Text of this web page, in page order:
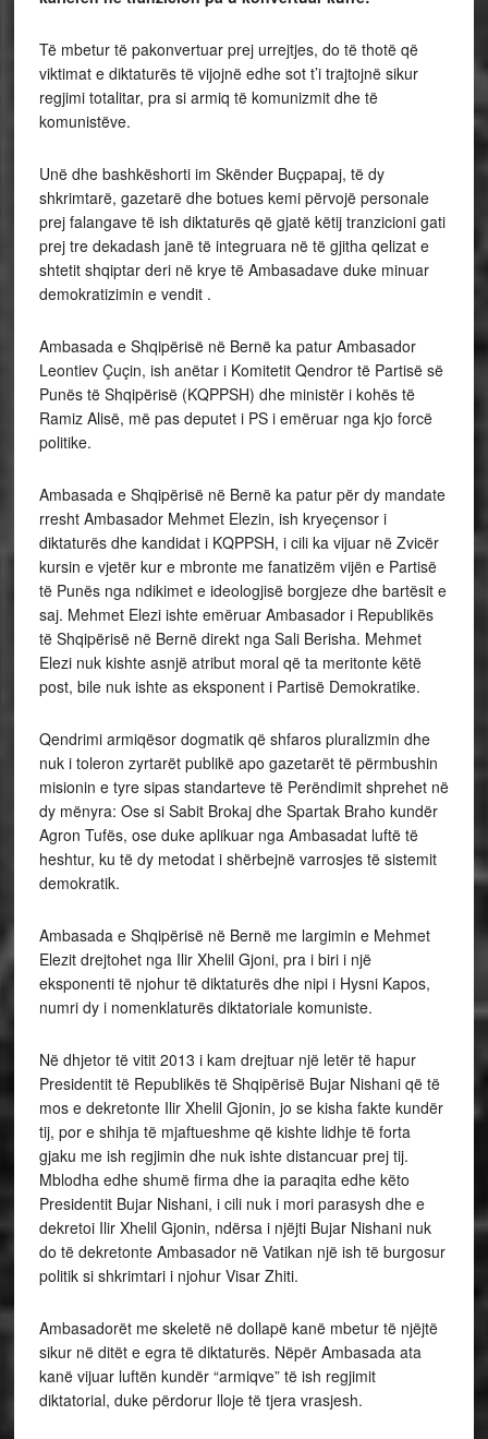
Të mbetur të pakonvertuar prej urrejtjes, do të thotë që
viktimat e diktaturës të vijojnë edhe sot t’i trajtojnë sikur
regjimi totalitar, pra si armiq të komunizmit dhe të
komunistëve.
Unë dhe bashkëshorti im Skënder Buçpapaj, të dy
shkrimtarë, gazetarë dhe botues kemi përvojë personale
prej falangave të ish diktaturës që gjatë këtij tranzicioni gati
prej tre dekadash janë të integruara në të gjitha qelizat e
shtetit shqiptar deri në krye të Ambasadave duke minuar
demokratizimin e vendit .
Ambasada e Shqipërisë në Bernë ka patur Ambasador
Leontiev Çuçin, ish anëtar i Komitetit Qendror të Partisë së
Punës të Shqipërisë (KQPPSH) dhe ministër i kohës të
Ramiz Alisë, më pas deputet i PS i emëruar nga kjo forcë
politike.
Ambasada e Shqipërisë në Bernë ka patur për dy mandate
rresht Ambasador Mehmet Elezin, ish kryeçensor i
diktaturës dhe kandidat i KQPPSH, i cili ka vijuar në Zvicër
kursin e vjetër kur e mbronte me fanatizëm vijën e Partisë
të Punës nga ndikimet e ideologjisë borgjeze dhe bartësit e
saj. Mehmet Elezi ishte emëruar Ambasador i Republikës
të Shqipërisë në Bernë direkt nga Sali Berisha. Mehmet
Elezi nuk kishte asnjë atribut moral që ta meritonte këtë
post, bile nuk ishte as eksponent i Partisë Demokratike.
Qendrimi armiqësor dogmatik që shfaros pluralizmin dhe
nuk i toleron zyrtarët publikë apo gazetarët të përmbushin
misionin e tyre sipas standarteve të Perëndimit shprehet në
dy mënyra: Ose si Sabit Brokaj dhe Spartak Braho kundër
Agron Tufës, ose duke aplikuar nga Ambasadat luftë të
heshtur, ku të dy metodat i shërbejnë varrosjes të sistemit
demokratik.
Ambasada e Shqipërisë në Bernë me largimin e Mehmet
Elezit drejtohet nga Ilir Xhelil Gjoni, pra i biri i një
eksponenti të njohur të diktaturës dhe nipi i Hysni Kapos,
numri dy i nomenklaturës diktatoriale komuniste.
Në dhjetor të vitit 2013 i kam drejtuar një letër të hapur
Presidentit të Republikës të Shqipërisë Bujar Nishani që të
mos e dekretonte Ilir Xhelil Gjonin, jo se kisha fakte kundër
tij, por e shihja të mjaftueshme që kishte lidhje të forta
gjaku me ish regjimin dhe nuk ishte distancuar prej tij.
Mblodha edhe shumë firma dhe ia paraqita edhe këto
Presidentit Bujar Nishani, i cili nuk i mori parasysh dhe e
dekretoi Ilir Xhelil Gjonin, ndërsa i njëjti Bujar Nishani nuk
do të dekretonte Ambasador në Vatikan një ish të burgosur
politik si shkrimtari i njohur Visar Zhiti.
Ambasadorët me skeletë në dollapë kanë mbetur të njëjtë
sikur në ditët e egra të diktaturës. Nëpër Ambasada ata
kanë vijuar luftën kundër “armiqve” të ish regjimit
diktatorial, duke përdorur lloje të tjera vrasjesh.